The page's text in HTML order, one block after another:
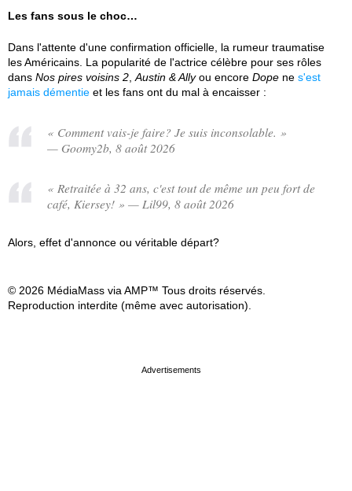
Les fans sous le choc…
Dans l'attente d'une confirmation officielle, la rumeur traumatise
les Américains. La popularité de l'actrice célèbre pour ses rôles
dans Nos pires voisins 2 Austin & Allyou encore Dope ne s'est
jamais démentie et les fans ont du mal à encaisser :
« Comment vais-je faire? Je suis inconsolable. »
— Goomy2b, 8 août 2026
« Retraitée à 32 ans, c'est tout de même un peu fort de
café, Kiersey! » — Lil99, 8 août 2026
Alors, effet d'annonce ou véritable départ?
© 2026 MédiaMass via AMP™ Tous droits réservés.
Reproduction interdite (même avec autorisation).